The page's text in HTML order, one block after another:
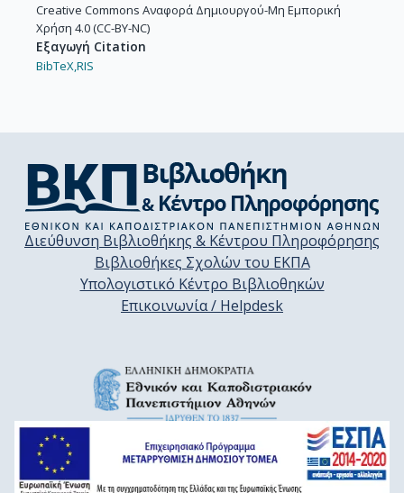
Creative Commons Αναφορά Δημιουργού-Μη Εμπορική
Χρήση 4.0 (CC-BY-NC)
Εξαγωγή Citation
BibTeX,RIS
Διεύθυνση Βιβλιοθήκης & Κέντρου Πληροφόρησης
Βιβλιοθήκες Σχολών του ΕΚΠΑ
Υπολογιστικό Κέντρο Βιβλιοθηκών
Επικοινωνία / Helpdesk